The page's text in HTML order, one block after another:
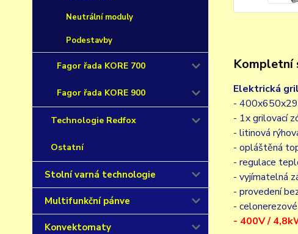
Neutrální moduly
Podestavby
Fagor řada KORE 700
Fagor řada KORE 900
Technologie Redfox
Ostatní
Stolní varná technologie
Multifunkční pánve
Konvektomaty
Kompletní
Elektrická
-
- 1x grilovací
- litinová
- opláštěná
- regulace
- vyjímatelná
- provedení
-
- 400V /